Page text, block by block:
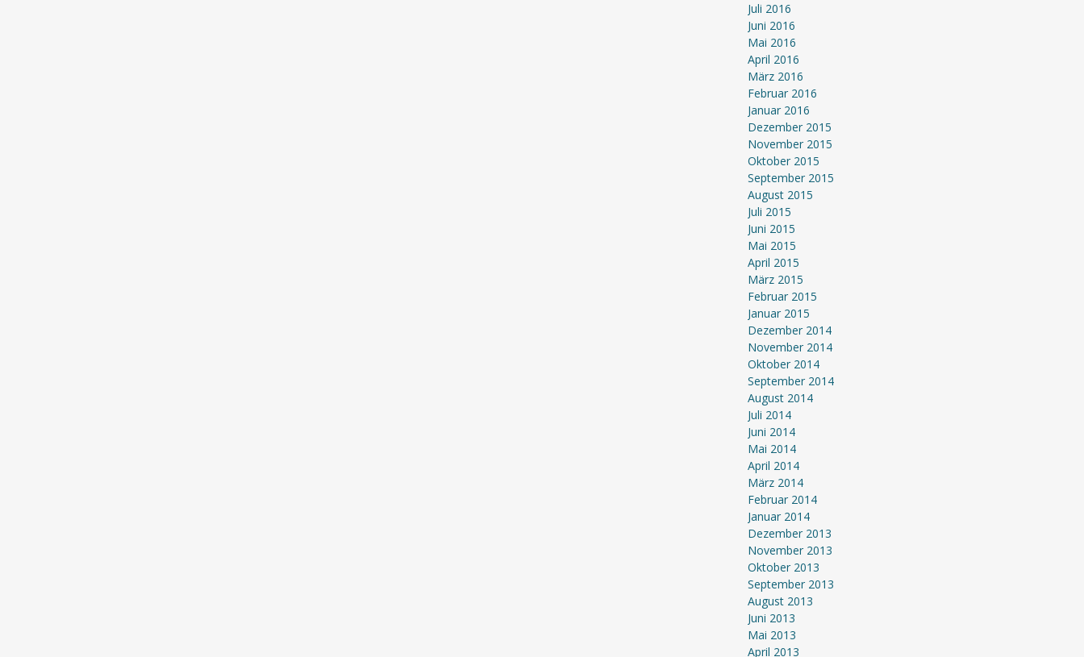
Juli 2016
Juni 2016
Mai 2016
April 2016
März 2016
Februar 2016
Januar 2016
Dezember 2015
November 2015
Oktober 2015
September 2015
August 2015
Juli 2015
Juni 2015
Mai 2015
April 2015
März 2015
Februar 2015
Januar 2015
Dezember 2014
November 2014
Oktober 2014
September 2014
August 2014
Juli 2014
Juni 2014
Mai 2014
April 2014
März 2014
Februar 2014
Januar 2014
Dezember 2013
November 2013
Oktober 2013
September 2013
August 2013
Juni 2013
Mai 2013
April 2013